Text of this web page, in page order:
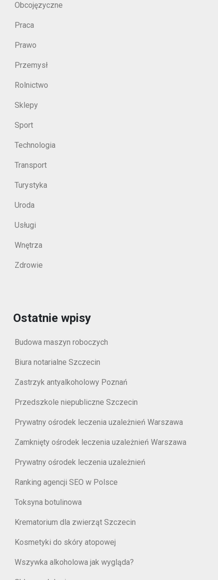
Obcojęzyczne
Praca
Prawo
Przemysł
Rolnictwo
Sklepy
Sport
Technologia
Transport
Turystyka
Uroda
Usługi
Wnętrza
Zdrowie
Ostatnie wpisy
Budowa maszyn roboczych
Biura notarialne Szczecin
Zastrzyk antyalkoholowy Poznań
Przedszkole niepubliczne Szczecin
Prywatny ośrodek leczenia uzależnień Warszawa
Zamknięty ośrodek leczenia uzależnień Warszawa
Prywatny ośrodek leczenia uzależnień
Ranking agencji SEO w Polsce
Toksyna botulinowa
Krematorium dla zwierząt Szczecin
Kosmetyki do skóry atopowej
Wszywka alkoholowa jak wygląda?